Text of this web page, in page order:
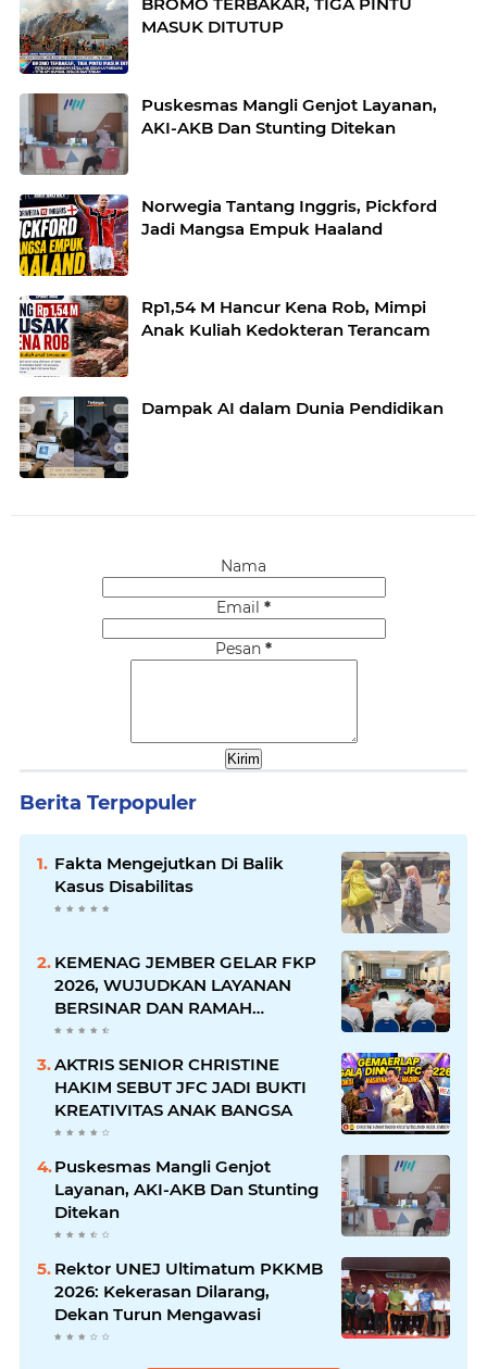
MASUK DITUTUP
Puskesmas Mangli Genjot Layanan,
AKI-AKB Dan Stunting Ditekan
Norwegia Tantang Inggris, Pickford
Jadi Mangsa Empuk Haaland
Rp1,54 M Hancur Kena Rob, Mimpi
Anak Kuliah Kedokteran Terancam
Dampak AI dalam Dunia Pendidikan
Nama
Email *
Pesan *
Berita Terpopuler
Fakta Mengejutkan Di Balik
Kasus Disabilitas
KEMENAG JEMBER GELAR FKP
2026, WUJUDKAN LAYANAN
BERSINAR DAN RAMAH
DISABILITAS
AKTRIS SENIOR CHRISTINE
HAKIM SEBUT JFC JADI BUKTI
KREATIVITAS ANAK BANGSA
Puskesmas Mangli Genjot
Layanan, AKI-AKB Dan Stunting
Ditekan
Rektor UNEJ Ultimatum PKKMB
2026: Kekerasan Dilarang,
Dekan Turun Mengawasi